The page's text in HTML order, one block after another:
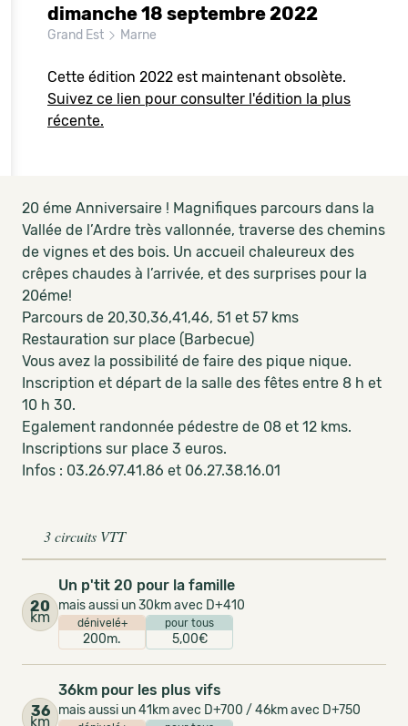
dimanche 18 septembre 2022
Grand Est Marne
Cette édition 2022 est maintenant obsolète.
Suivez ce lien pour consulter l'édition la plus
récente.
20 éme Anniversaire ! Magnifiques parcours dans la
Vallée de l’Ardre très vallonnée, traverse des chemins
de vignes et des bois. Un accueil chaleureux des
crêpes chaudes à l’arrivée, et des surprises pour la
20éme!
Parcours de 20,30,36,41,46, 51 et 57 kms
Restauration sur place (Barbecue)
Vous avez la possibilité de faire des pique nique.
Inscription et départ de la salle des fêtes entre 8 h et
10 h 30.
Egalement randonnée pédestre de 08 et 12 kms.
Inscriptions sur place 3 euros.
Infos : 03.26.97.41.86 et 06.27.38.16.01
3 circuits VTT
20
km
Un p'tit 20 pour la famille
mais aussi un 30km avec D+410
dénivelé+
200m.
pour tous
5,00€
36
km
36km pour les plus vifs
mais aussi un 41km avec D+700 / 46km avec D+750